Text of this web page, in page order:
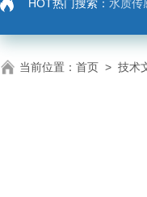
HOT热门搜索： 水质传
当前位置： 首页 > 技术